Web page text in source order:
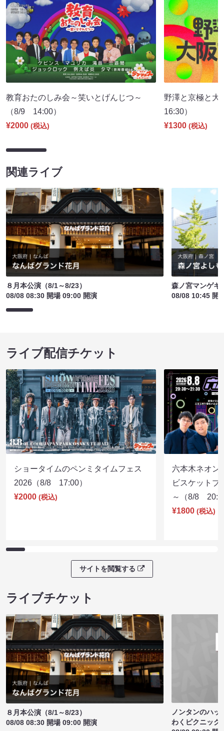
教育おたのしみ会～笑いとげんじつ～
（8/9 14:00）
¥2000 (税込)
野澤と京極と
16:30）
¥1300 (税込)
関連ライブ
８月本公演（8/1～8/23）
08/08 08:30 開場 09:00 開演
森ノ宮マンゲキ
08/08 10:45 開
ライブ配信チケット
ショータイムのペンミタイムフェス
2026（8/8 17:00）
¥2000 (税込)
六本木ネオン
ビスケットブ
～（8/8
¥1800 (税込)
サイトを閲覧する
ライブチケット
８月本公演（8/1～8/23）
08/08 08:30 開場 09:00 開演
ノンタンのハッ
わくピクニック